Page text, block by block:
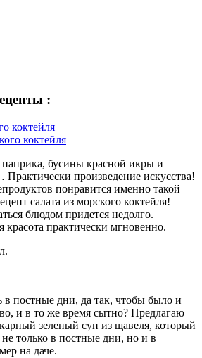
:
коктейля
бусины красной икры и
произведение искусства!
понравится именно такой
салата из морского коктейля!
блюдом придется недолго.
красота практически мгновенно.
в постные дни, да так, чтобы было и
и в то же время сытно? Предлагаю
зеленый суп из щавеля, который
только в постные дни, но и в
на даче.